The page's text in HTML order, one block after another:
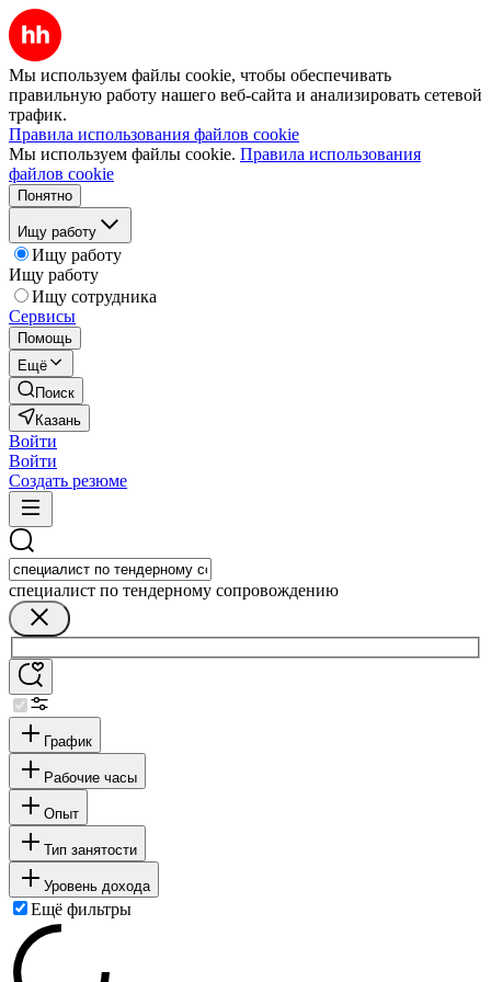
Мы используем файлы cookie, чтобы обеспечивать
правильную работу нашего веб-сайта и анализировать сетевой
трафик.
Правила использования файлов cookie
Мы используем файлы cookie. Правила использования
файлов cookie
Понятно
Ищу работу
Ищу работу
Ищу работу
Ищу сотрудника
Сервисы
Помощь
Ещё
Поиск
Казань
Войти
Войти
Создать резюме
специалист по тендерному сопровождению
График
Рабочие часы
Опыт
Тип занятости
Уровень дохода
Ещё фильтры